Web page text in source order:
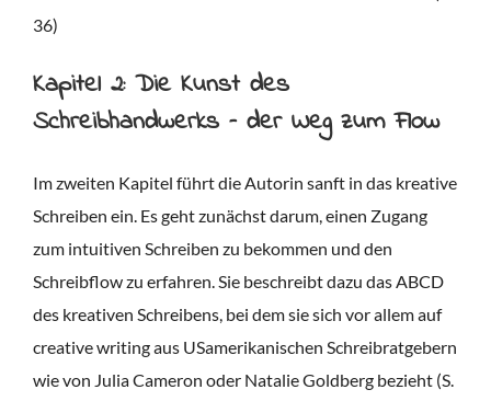
36)
Kapitel 2: Die Kunst des
Schreibhandwerks – der Weg zum Flow
Im zweiten Kapitel führt die Autorin sanft in das kreative
Schreiben ein. Es geht zunächst darum, einen Zugang
zum intuitiven Schreiben zu bekommen und den
Schreibflow zu erfahren. Sie beschreibt dazu das ABCD
des kreativen Schreibens, bei dem sie sich vor allem auf
creative writing aus USamerikanischen Schreibratgebern
wie von Julia Cameron oder Natalie Goldberg bezieht (S.